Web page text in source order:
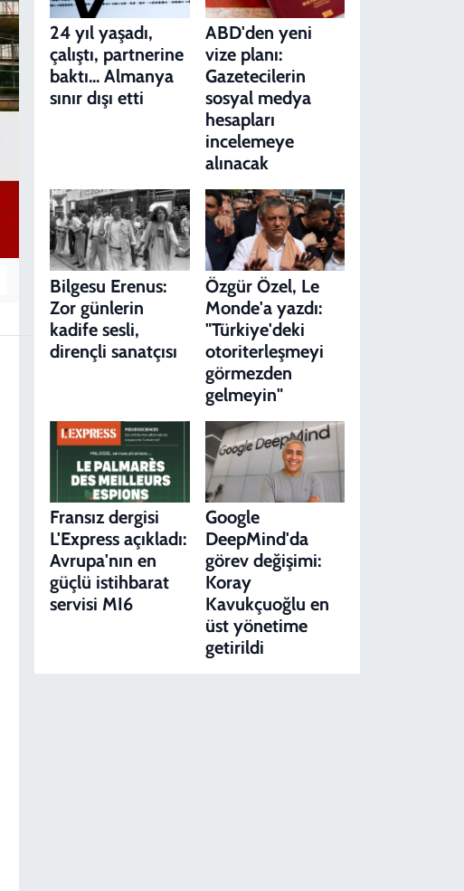
24 yıl yaşadı,
çalıştı, partnerine
baktı... Almanya
sınır dışı etti
ABD'den yeni
vize planı:
Gazetecilerin
sosyal medya
hesapları
incelemeye
alınacak
Bilgesu Erenus:
Zor günlerin
kadife sesli,
dirençli sanatçısı
Özgür Özel, Le
Monde'a yazdı:
"Türkiye'deki
otoriterleşmeyi
görmezden
gelmeyin"
Fransız dergisi
L'Express açıkladı:
Avrupa'nın en
güçlü istihbarat
servisi MI6
Google
DeepMind'da
görev değişimi:
Koray
Kavukçuoğlu en
üst yönetime
getirildi